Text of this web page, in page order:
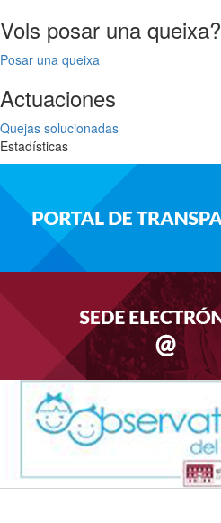
Vols posar una queixa?
Posar una queixa
Actuaciones
Quejas solucionadas
Estadísticas